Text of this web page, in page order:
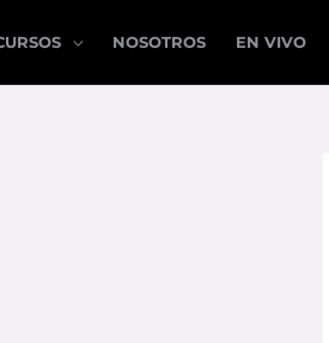
NOSOTROS EN VIVO